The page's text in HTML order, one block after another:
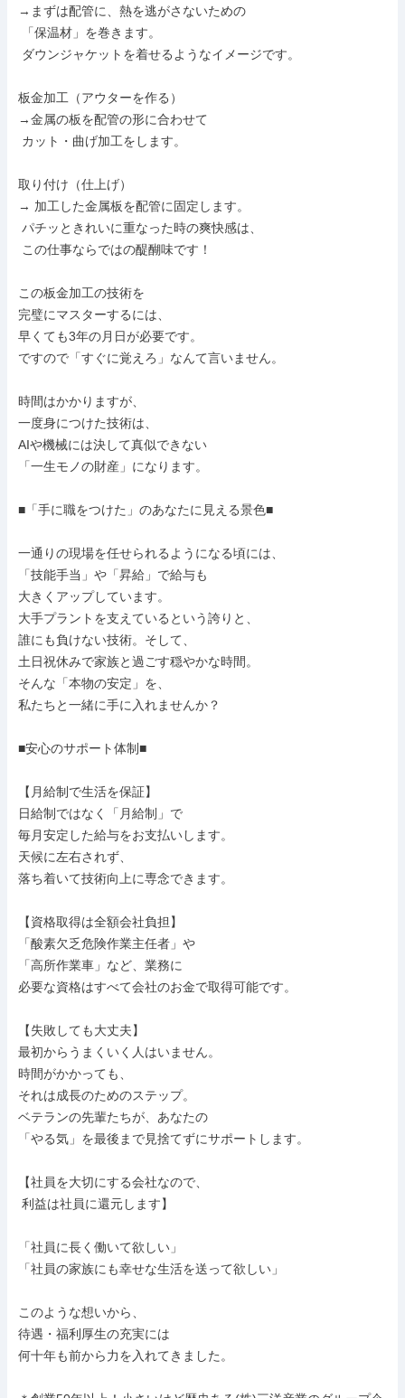
→まずは配管に、熱を逃がさないための
板金加工（アウターを作る）
→金属の板を配管の形に合わせて
取り付け（仕上げ）
→ 加工した金属板を配管に固定します。
この板金加工の技術を
完璧にマスターするには、
早くても3年の月日が必要です。
ですので「すぐに覚えろ」なんて言いません。
時間はかかりますが、
一度身につけた技術は、
AIや機械には決して真似できない
「一生モノの財産」になります。
■「手に職をつけた」のあなたに見える景色■
一通りの現場を任せられるようになる頃には、
「技能手当」や「昇給」で給与も
大きくアップしています。
大手プラントを支えているという誇りと、
誰にも負けない技術。そして、
土日祝休みで家族と過ごす穏やかな時間。
そんな「本物の安定」を、
私たちと一緒に手に入れませんか？
■安心のサポート体制■
【月給制で生活を保証】
日給制ではなく「月給制」で
毎月安定した給与をお支払いします。
天候に左右されず、
落ち着いて技術向上に専念できます。
【資格取得は全額会社負担】
「酸素欠乏危険作業主任者」や
「高所作業車」など、業務に
必要な資格はすべて会社のお金で取得可能です。
【失敗しても大丈夫】
最初からうまくいく人はいません。
時間がかかっても、
それは成長のためのステップ。
ベテランの先輩たちが、あなたの
「やる気」を最後まで見捨てずにサポートします。
【社員を大切にする会社なので、
「社員に長く働いて欲しい」
「社員の家族にも幸せな生活を送って欲しい」
このような想いから、
待遇・福利厚生の充実には
何十年も前から力を入れてきました。